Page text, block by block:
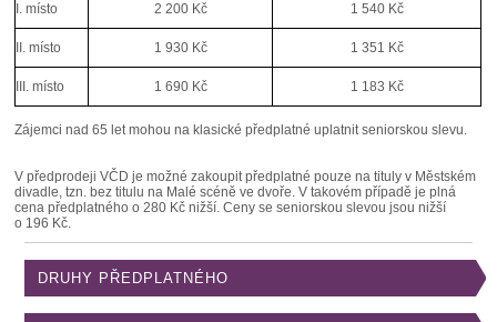
I. místo 2 200 Kč 1 540 Kč
II. místo 1 930 Kč 1 351 Kč
III. místo 1 690 Kč 1 183 Kč
Zájemci nad 65 let mohou na klasické předplatné uplatnit seniorskou slevu.
V předprodeji VČD je možné zakoupit předplatné pouze na tituly v Městském
divadle, tzn. bez titulu na Malé scéně ve dvoře. V takovém případě je plná
cena předplatného o 280 Kč nižší. Ceny se seniorskou slevou jsou nižší
o 196 Kč.
DRUHY PŘEDPLATNÉHO